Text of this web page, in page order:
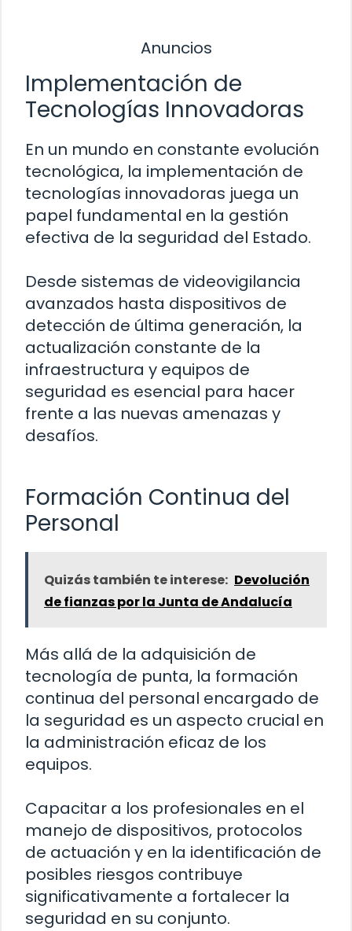
Anuncios
Implementación de
Tecnologías Innovadoras
En un mundo en constante evolución
tecnológica, la implementación de
tecnologías innovadoras juega un
papel fundamental en la gestión
efectiva de la seguridad del Estado.
Desde sistemas de videovigilancia
avanzados hasta dispositivos de
detección de última generación, la
actualización constante de la
infraestructura y equipos de
seguridad es esencial para hacer
frente a las nuevas amenazas y
desafíos.
Formación Continua del
Personal
Quizás también te interese: Devolución
de fianzas por la Junta de Andalucía
Más allá de la adquisición de
tecnología de punta, la formación
continua del personal encargado de
la seguridad es un aspecto crucial en
la administración eficaz de los
equipos.
Capacitar a los profesionales en el
manejo de dispositivos, protocolos
de actuación y en la identificación de
posibles riesgos contribuye
significativamente a fortalecer la
seguridad en su conjunto.